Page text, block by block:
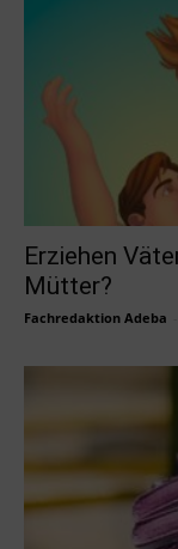
Erziehen
Mütter?
Fachredaktion Adeba